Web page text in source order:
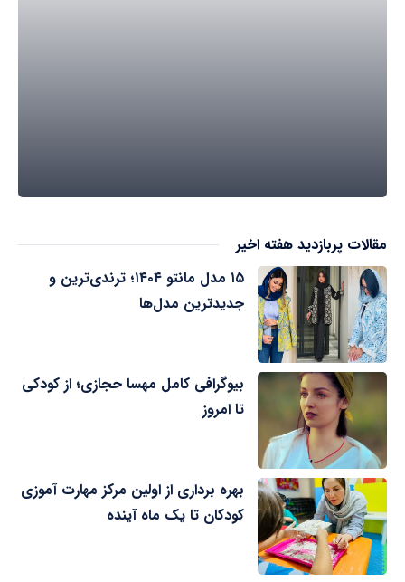
مقالات پربازدید هفته اخیر
۱۵ مدل مانتو ۱۴۰۴؛ ترندی‌ترین و
جدیدترین مدل‌ها
بیوگرافی کامل مهسا حجازی؛ از کودکی
تا امروز
بهره برداری از اولین مرکز مهارت آموزی
کودکان تا یک ماه آینده